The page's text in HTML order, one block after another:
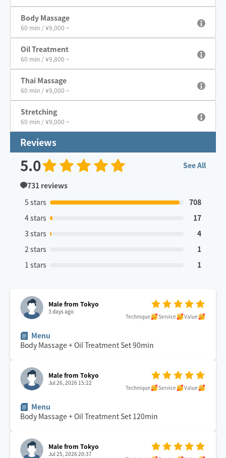
Body Massage
60 min / ¥9,000 ~
Oil Treatment
60 min / ¥9,800 ~
Thai Massage
60 min / ¥9,000 ~
Stretching
60 min / ¥9,000 ~
Reviews
5.0
See All
731 reviews
5 stars
708
4 stars
17
3 stars
4
2 stars
1
1 stars
1
Male from Tokyo
3 days ago
Technique Service Value
Menu
Body Massage + Oil Treatment Set90min
Male from Tokyo
Jul 26, 2026 15:22
Technique Service Value
Menu
Body Massage + Oil Treatment Set 120min
Male from Tokyo
Jul 25, 2026 20:37